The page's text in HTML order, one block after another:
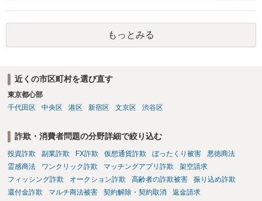
者宛に養育費を支払っており、当該養育費は実子の進学費用の趣旨も
一部含まれています。また、私立大学進学について貴殿が了解したわ
けではないという事情も存在します。 こうした場合には、支払を拒ん
だとしても学費の請求が裁判所によって強制される可能性は低いとい
に伝えるのが良い対処法と思います。
もっとみる
近くの市区町村を選び直す
東京都心部
千代田区
中央区 港区 新宿区 文京区 渋谷区
詐欺・消費者問題の分野詳細で絞り込む
投資詐欺 副業詐欺 FX詐欺 仮想通貨詐欺 ぼったくり被害
悪徳商法
霊感商法
ワンクリック詐欺 マッチングアプリ詐欺
架空請求
フィッシング詐欺
オークション詐欺 高齢者の詐欺被害
振り込め詐欺
還付金詐欺
マルチ商法被害 契約解除・契約取消
返金請求